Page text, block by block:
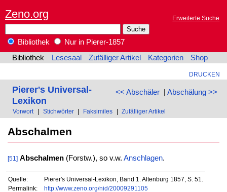
Zeno.org Erweiterte Suche
Bibliothek
Nur in Pierer-1857
Bibliothek
Lesesaal Zufälliger Artikel Kategorien Shop
DRUCKEN
<< Abschäler| Abschälung >>
Pierer's Universal-
Lexikon
Vorwort Stichwörter Faksimiles Zufälliger Artikel
Abschalmen
[51] Abschalmen(Forstw.), so v.w. Anschlagen.
Quelle:
Pierer's Universal-Lexikon, Band 1. Altenburg 1857, S. 51.
Permalink:
http://www.zeno.org/nid/20009291105